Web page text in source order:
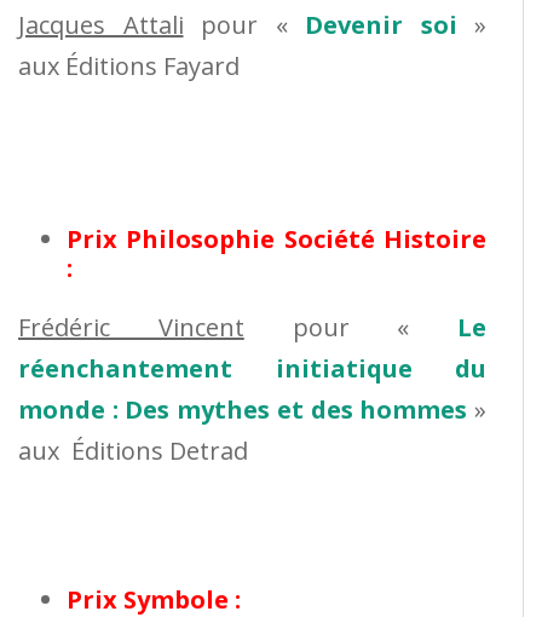
Jacques Attali pour « Devenir soi »
aux Éditions Fayard
Prix Philosophie Société Histoire
:
Frédéric Vincent pour « Le
réenchantement initiatique du
monde : Des mythes et des hommes »
aux Éditions Detrad
Prix Symbole :